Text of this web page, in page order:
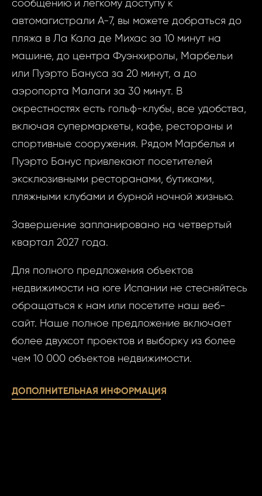
сообщению и легкому доступу к
автомагистрали A-7, вы можете добраться до
пляжа в Ла Кала де Михас за 10 минут на
машине, до центра Фуэнхиролы, Марбельи
или Пуэрто Бануса за 20 минут, а до
аэропорта Малаги за 30 минут. В
окрестностях есть гольф-клубы, все удобства,
включая супермаркеты, кафе, рестораны и
спортивные сооружения. Рядом Марбелья и
Пуэрто Банус привлекают посетителей
эксклюзивными ресторанами, бутиками,
пляжными клубами и бурной ночной жизнью.
Завершение запланировано на четвертый
квартал 2027 года.
Для полного предложения объектов
недвижимости на юге Испании не стесняйтесь
обращаться к нам или посетите наш веб-
сайт. Наше полное предложение включает
более двухсот проектов и выборку из более
чем 10 000 объектов недвижимости.
ДОПОЛНИТЕЛЬНАЯ ИНФОРМАЦИЯ